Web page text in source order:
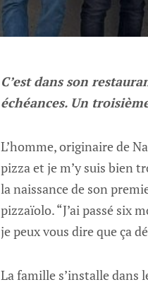
C’est dans son
échéances. Un
L’homme, originaire de
pizza et je m’y suis bien
la naissance de son
pizzaïolo. “J’ai passé six
je peux vous dire que ça
La famille s’installe dans